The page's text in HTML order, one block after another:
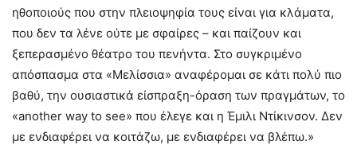
ηθοποιούς που στην πλειοψηφία τους είναι για κλάματα,
που δεν τα λένε ούτε με σφαίρες – και παίζουν και
ξεπερασμένο θέατρο του πενήντα. Στο συγκριμένο
απόσπασμα στα «Μελίσσια» αναφέρομαι σε κάτι πολύ πιο
βαθύ, την ουσιαστικά είσπραξη-όραση των πραγμάτων, το
«another way to see» που έλεγε και η Έμιλι Ντίκινσον. Δεν
με ενδιαφέρει να κοιτάζω, με ενδιαφέρει να βλέπω.»